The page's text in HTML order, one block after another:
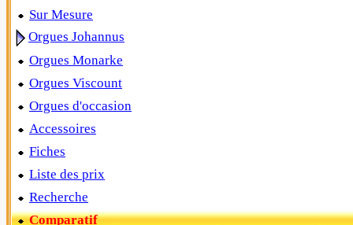
Sur Mesure
Orgues Johannus
Orgues Monarke
Orgues Viscount
Orgues d'occasion
Accessoires
Fiches
Liste des prix
Recherche
Comparatif